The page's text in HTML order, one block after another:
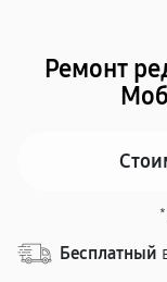
Ремонт
Бесплатный